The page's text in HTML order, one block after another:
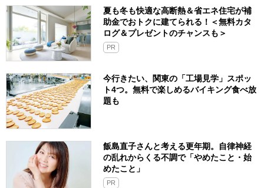
夏も冬も快適な高断熱＆省エネ住宅が補
助金でおトクに建てられる！＜無料カタ
ログ＆プレゼントのチャンスも＞
PR
今行きたい、関東の「工場見学」スポッ
ト4つ。無料で楽しめるバイキング食べ放
題も
飯島直子さんと考える更年期。自律神経
の乱れからくる不調で「やめたこと・始
めたこと」
PR